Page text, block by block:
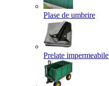
Plase de umbrire
Prelate impermeabile